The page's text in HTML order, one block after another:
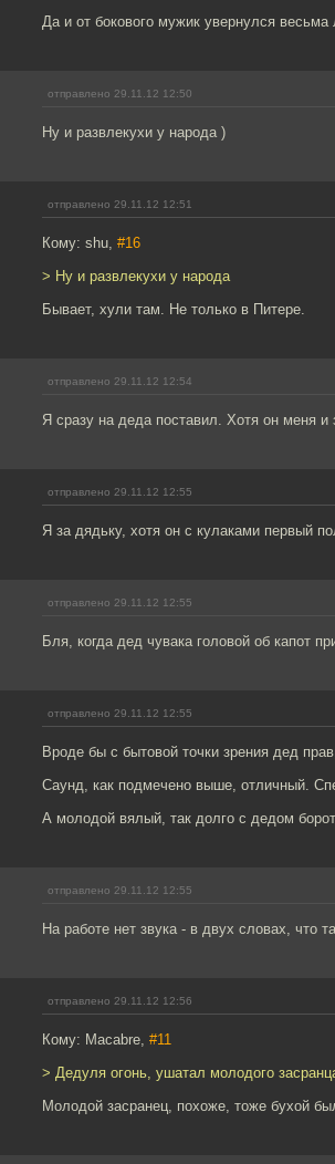
Да и от бокового мужик увернулся весьма
отправлено 29.11.12 12:50
Ну и развлекухи у народа )
отправлено 29.11.12 12:51
Кому: shu, #16
> Ну и развлекухи у народа
Бывает, хули там. Не только в Питере.
отправлено 29.11.12 12:54
Я сразу на деда поставил. Хотя он меня и
отправлено 29.11.12 12:55
Я за дядьку, хотя он с кулаками первый
отправлено 29.11.12 12:55
Бля, когда дед чувака головой об капот
отправлено 29.11.12 12:55
Вроде бы с бытовой точки зрения дед
Саунд, как подмечено выше, отличный.
А молодой вялый, так долго с дедом
отправлено 29.11.12 12:55
На работе нет звука - в двух словах, что
отправлено 29.11.12 12:56
Кому: Macabre, #11
> Дедуля огонь, ушатал молодого
Молодой засранец, похоже, тоже бухой